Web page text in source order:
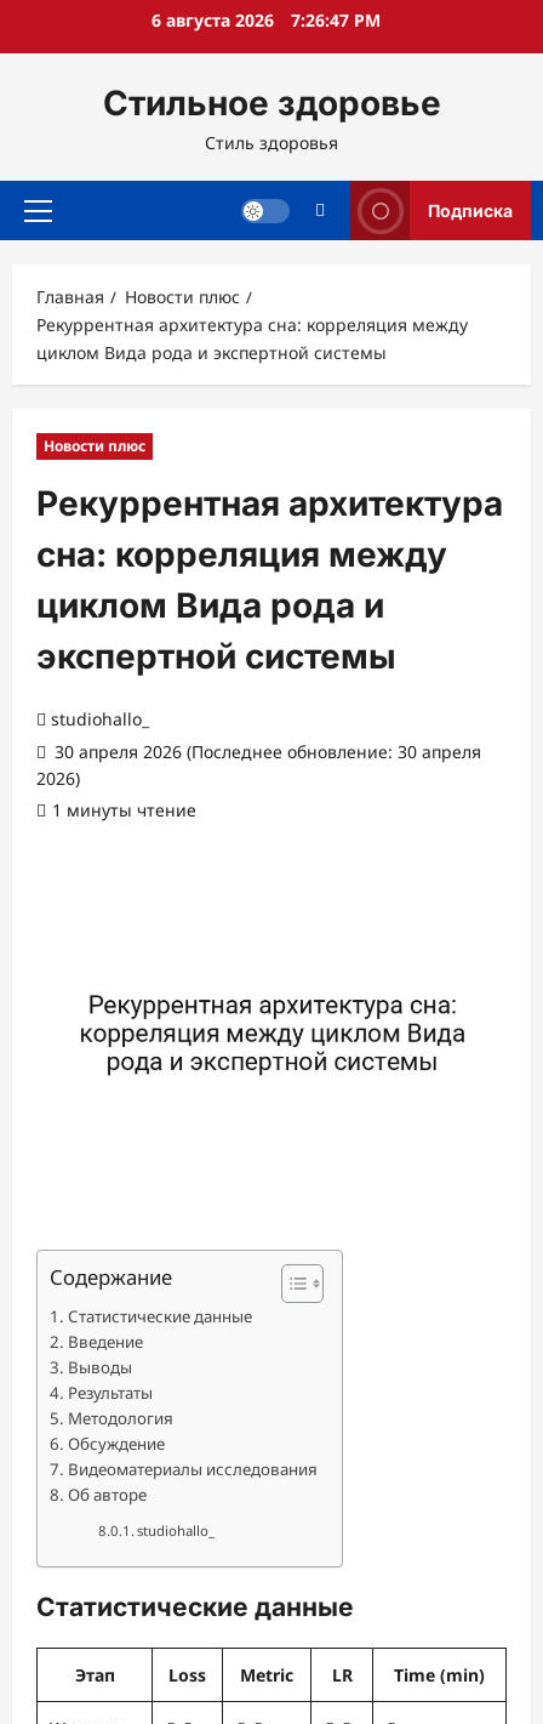
6 августа 2026 7:26:48 PM
Стильное здоровье
Стиль здоровья
Основное
Подписка
Главная
Новости плюс
Рекуррентная архитектура сна: корреляция между
циклом Вида рода и экспертной системы
Новости плюс
Рекуррентная архитектура
сна: корреляция между
циклом Вида рода и
экспертной системы
studiohallo_
30 апреля 2026 (Последнее обновление: 30 апреля
2026)
1 минуты чтение
Содержание
Статистические данные
Введение
Выводы
Результаты
Методология
Обсуждение
Видеоматериалы исследования
Об авторе
studiohallo_
Статистические данные
Этап Loss Metric LR Time (min)